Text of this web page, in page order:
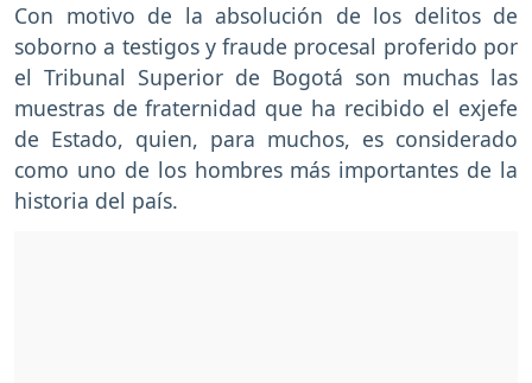
Con motivo de la absolución de los delitos de
soborno a testigos y fraude procesal proferido por
el Tribunal Superior de Bogotá son muchas las
muestras de fraternidad que ha recibido el exjefe
de Estado, quien, para muchos, es considerado
como uno de los hombres más importantes de la
historia del país.